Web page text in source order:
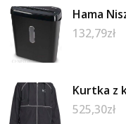
Hama
132,79zł
Kurtka z
525,30zł